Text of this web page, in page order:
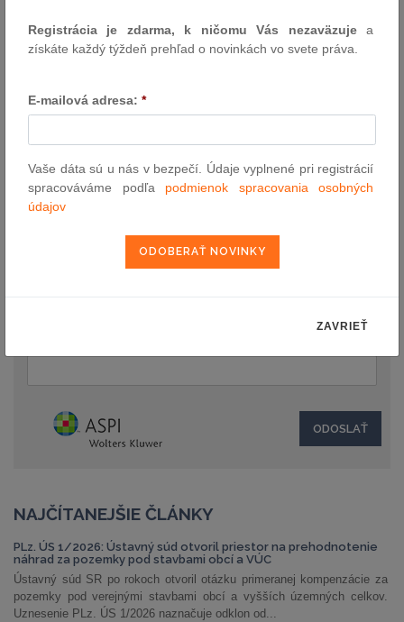
Číslo predpisu:
NAJČÍTANEJŠIE ČLÁNKY
PLz. ÚS 1/2026: Ústavný súd otvoril priestor na prehodnotenie
náhrad za pozemky pod stavbami obcí a VÚC
Ústavný súd SR po rokoch otvoril otázku primeranej kompenzácie za
pozemky pod verejnými stavbami obcí a vyšších územných celkov.
Uznesenie PLz. ÚS 1/2026 naznačuje odklon od...
Registrácia je zdarma, k ničomu Vás nezaväzujea
získáte každý týždeň prehľad o novinkách vo svete práva.
E-mailová adresa: *
Vaše dáta sú u nás v bezpečí. Údaje vyplnené pri registrácií
spracováváme podľa podmienok spracovania osobných
údajov
ZAVRIEŤ